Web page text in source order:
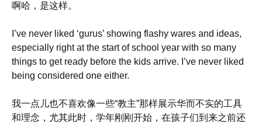
啊哈，是这样。
I’ve never liked ‘gurus’ showing flashy wares and ideas,
especially right at the start of school year with so many
things to get ready before the kids arrive. I’ve never liked
being considered one either.
我一点儿也不喜欢像一些“教主”那样展示华而不实的工具
和理念，尤其此时，学年刚刚开始，在孩子们到来之前还